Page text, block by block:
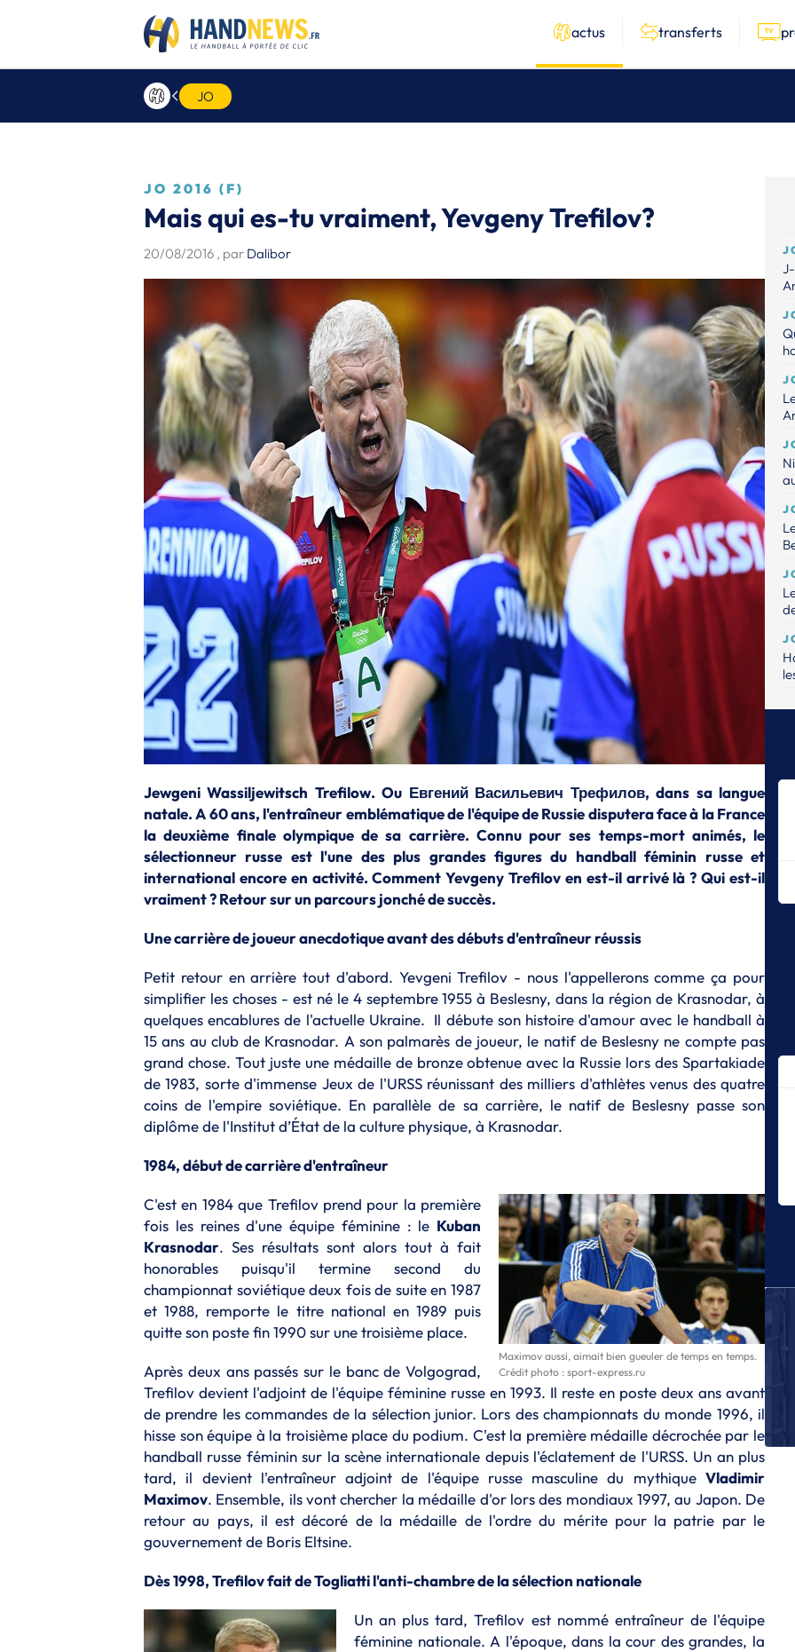
actus transferts
JO
JO 2016 (F)
Mais qui es-tu vraiment, Yevgeny Trefilov?
20/08/2016 , par Dalibor
Jewgeni Wassiljewitsch Trefilow. Ou Евгений Васильевич Трефилов, dans sa langue
natale. A 60 ans, l'entraîneur emblématique de l'équipe de Russie disputera face à la France
la deuxième finale olympique de sa carrière. Connu pour ses temps-mort animés, le
sélectionneur russe est l'une des plus grandes figures du handball féminin russe et
international encore en activité. Comment Yevgeny Trefilov en est-il arrivé là ? Qui est-il
vraiment ? Retour sur un parcours jonché de succès.
Une carrière de joueur anecdotique avant des débuts d'entraîneur réussis
Petit retour en arrière tout d'abord. Yevgeni Trefilov - nous l'appellerons comme ça pour
simplifier les choses - est né le 4 septembre 1955 à Beslesny, dans la région de Krasnodar, à
quelques encablures de l'actuelle Ukraine. Il débute son histoire d'amour avec le handball à
15 ans au club de Krasnodar. A son palmarès de joueur, le natif de Beslesny ne compte pas
grand chose. Tout juste une médaille de bronze obtenue avec la Russie lors des Spartakiade
de 1983, sorte d'immense Jeux de l'URSS réunissant des milliers d'athlètes venus des quatre
coins de l'empire soviétique. En parallèle de sa carrière, le natif de Beslesny passe son
diplôme de l'Institut d’État de la culture physique, à Krasnodar.
1984, début de carrière d'entraîneur
Maximov aussi, aimait bien gueuler de temps en temps.
Crédit photo : sport-express.ru
C'est en 1984 que Trefilov prend pour la première
fois les reines d'une équipe féminine : le Kuban
Krasnodar. Ses résultats sont alors tout à fait
honorables puisqu'il termine second du
championnat soviétique deux fois de suite en 1987
et 1988, remporte le titre national en 1989 puis
quitte son poste fin 1990 sur une troisième place.
Après deux ans passés sur le banc de Volgograd,
Trefilov devient l'adjoint de l'équipe féminine russe en 1993. Il reste en poste deux ans avant
de prendre les commandes de la sélection junior. Lors des championnats du monde 1996, il
hisse son équipe à la troisième place du podium. C'est la première médaille décrochée par le
handball russe féminin sur la scène internationale depuis l'éclatement de l'URSS. Un an plus
tard, il devient l'entraîneur adjoint de l'équipe russe masculine du mythique Vladimir
Maximov. Ensemble, ils vont chercher la médaille d'or lors des mondiaux 1997, au Japon. De
retour au pays, il est décoré de la médaille de l'ordre du mérite pour la patrie par le
gouvernement de Boris Eltsine.
Dès 1998, Trefilov fait de Togliatti l'anti-chambre de la sélection nationale
Un an plus tard, Trefilov est nommé entraîneur de l'équipe
féminine nationale. A l'époque, dans la cour des grandes, la